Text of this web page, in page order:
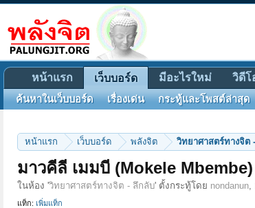
หน้าแรก เว็บบอร์ด พลังจิต วิทยาศาสตร์ทางจิต
มาวคีลี เมมบี (Mokele
ในห้อง 'วิทยาศาสตร์ทางจิต - ลึกลับ' ตั้งกระทู้โดย nondanun,
แท็ก: เพิ่มแท็ก
หน้าแรก เว็บบอร์ด
ค้นหาในเว็บบอร์ด เรื่องเด่น กระทู้และโพสต์ล่าสุด
มีอะไรใหม่ วิดีโ